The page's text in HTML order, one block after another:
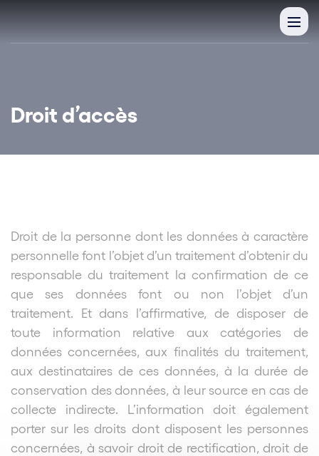
Droit d’accès
Droit de la personne dont les données à caractère
personnelle font l’objet d’un traitement d’obtenir du
responsable du traitement la confirmation de ce
que ses données font ou non l’objet d’un
traitement. Et dans l’affirmative, de disposer de
toute information relative aux catégories de
données concernées, aux finalités du traitement,
aux destinataires de ces données, à la durée de
conservation des données, à leur source en cas de
collecte indirecte. L’information doit également
porter sur les droits dont disposent les personnes
concernées, à savoir droit de rectification, droit de